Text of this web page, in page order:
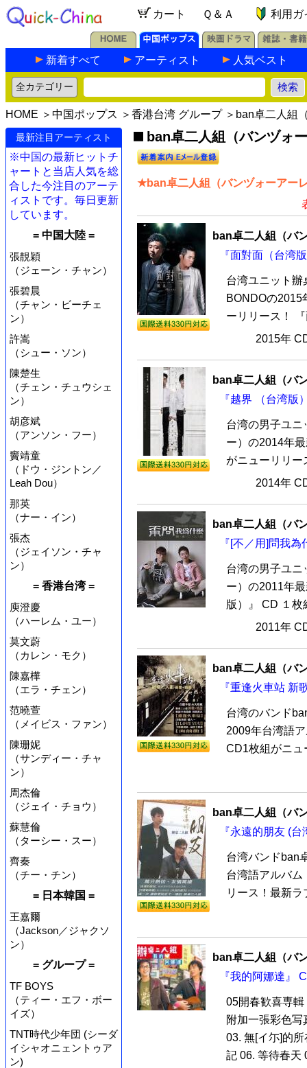
カート Ｑ＆Ａ 利用ガ
新着すべて アーティスト 人気ベスト
HOME ＞ 中国ポップス ＞ 香港台湾 グループ＞ban卓二人組
最新注目アーティスト
※中国の最新ヒットチ
ャートと当店人気を総
合した今注目のアーテ
ィストです。毎日更新
しています。
= 中国大陸 =
張靚穎
（ジェーン・チャン）
張碧晨
（チャン・ビーチェ
ン）
許嵩
（シュー・ソン）
陳楚生
（チェン・チュウシェ
ン）
胡彦斌
（アンソン・フー）
竇靖童
（ドウ・ジントン／
Leah Dou）
那英
（ナー・イン）
張杰
（ジェイソン・チャ
ン）
= 香港台湾 =
庾澄慶
（ハーレム・ユー）
莫文蔚
（カレン・モク）
陳嘉樺
（エラ・チェン）
范曉萱
（メイビス・ファン）
陳珊妮
（サンディー・チャ
ン）
周杰倫
（ジェイ・チョウ）
蘇慧倫
（ターシー・スー）
齊秦
（チー・チン）
= 日本韓国 =
王嘉爾
（Jackson／ジャクソ
ン）
= グループ =
TF BOYS
（ティー・エフ・ボー
イズ）
TNT時代少年団 (シーダ
イシャオニェントゥア
ン)
ban卓二人組（バンヅォ
★ban卓二人組（バンヅォーアー
ban卓二人組（バ
『面對面（台湾
台湾ユニット辦
BONDOの2015
ーリリース！
2015年
ban卓二人組（バ
『越界 （台湾版
台湾の男子ユニ
ー）の2014年
がニューリリー
2014年
ban卓二人組（バ
『[不／用]問我
台湾の男子ユニ
ー）の2011年
版）』 CD １枚
2011年
ban卓二人組（バ
『重逢火車站 新
台湾のバンド
2009年台湾語
CD1枚組がニュ
ban卓二人組（バ
『永遠的朋友 (
台湾バンドban
台湾語アルバ
リース！最新
ban卓二人組（バ
『我的阿娜達』
05開春歓喜専
附加一張彩色写
03. 無[イ尓]的
記 06. 等待春天